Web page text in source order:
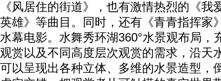
《风居住的街道》，也有激情热烈的《我
英雄》等曲目。同时，还有《青青指挥家
水幕电影。水舞秀环湖360°水景观布局，
观赏以及不同高度层次观赏的需求，沿天
可以呈现出各种立体、多维的水景造型，